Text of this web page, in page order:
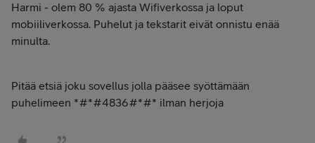
Harmi - olem 80 % ajasta Wifiverkossa ja loput
mobiiliverkossa. Puhelut ja tekstarit eivät onnistu enää
minulta.
Pitää etsiä joku sovellus jolla pääsee syöttämään
puhelimeen *#*#4836#*#* ilman herjoja